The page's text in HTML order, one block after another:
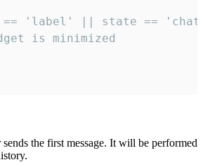
'label' || state ==
is minimized
the first message. It will be performed